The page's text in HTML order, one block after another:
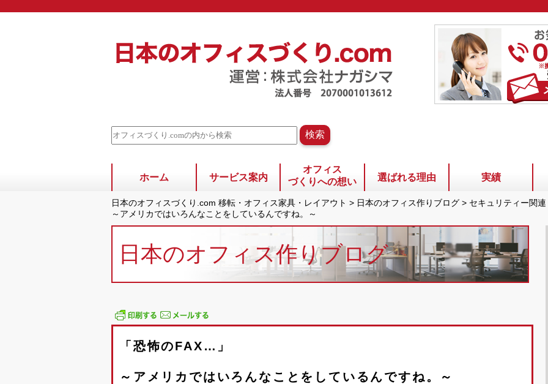
ホーム サービス案内
オフィス
づくりへの想い
選ばれる理由 実績
日本のオフィスづくり.com 移転・オフィス家具・レイアウト > 日本のオフィス作りブログ > セキュリティー関連
～アメリカではいろんなことをしているんですね。～
日本のオフィス作りブログ
「恐怖のFAX…」
～アメリカではいろんなことをしているんですね。～